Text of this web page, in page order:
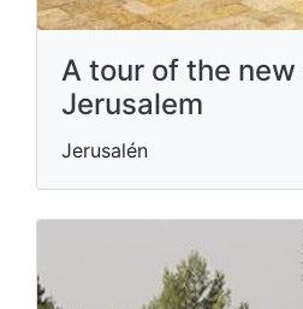
A tour of the
Jerusalem
Jerusalén